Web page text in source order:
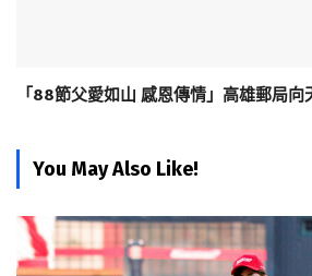
「88節父愛如山 感恩傳情」高雄郵局
You May Also Like!